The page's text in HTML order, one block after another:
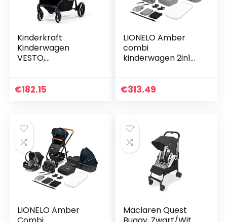
Kinderkraft
Kinderwagen
VESTO,
Sportwagen,
Zonnekap…
€182.15
LIONELO Amber
combi
kinderwagen 2in1
achterwaarts,
€313.49
LIONELO Amber
Maclaren Quest